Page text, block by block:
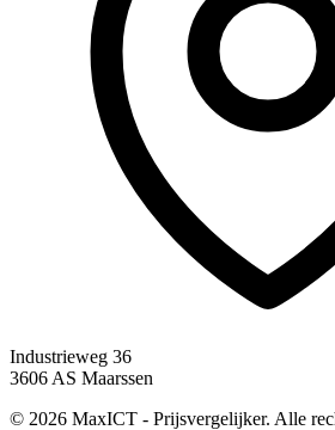
Industrieweg 36
3606 AS Maarssen
© 2026 MaxICT - Prijsvergelijker. Alle